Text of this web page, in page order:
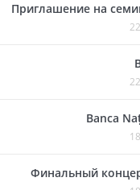
Приглашение на
Banca
Финальный